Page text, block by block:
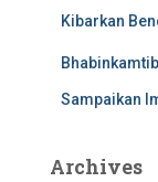
Kibarkan
Sampaikan
Archives